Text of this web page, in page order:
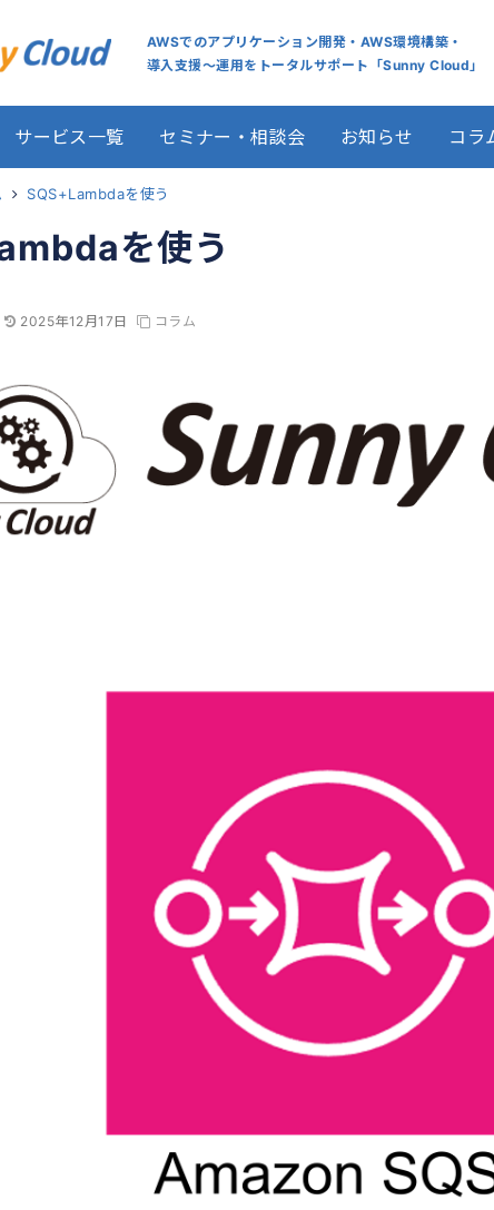
AWSでのアプリケーション開発・AWS環境構築・
導入支援～運用をトータルサポート「Sunny Cloud」
サービス一覧 セミナー・相談会 お知らせ コラ
SQS+Lambdaを使う
を使う
2025年12月17日 コラム